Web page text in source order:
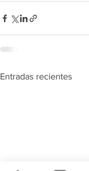
Entradas recientes